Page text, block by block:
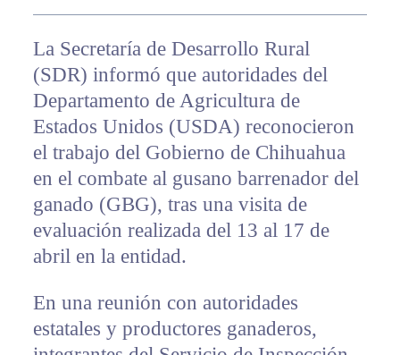
La Secretaría de Desarrollo Rural
(SDR) informó que autoridades del
Departamento de Agricultura de
Estados Unidos (USDA) reconocieron
el trabajo del Gobierno de Chihuahua
en el combate al gusano barrenador del
ganado (GBG), tras una visita de
evaluación realizada del 13 al 17 de
abril en la entidad.
En una reunión con autoridades
estatales y productores ganaderos,